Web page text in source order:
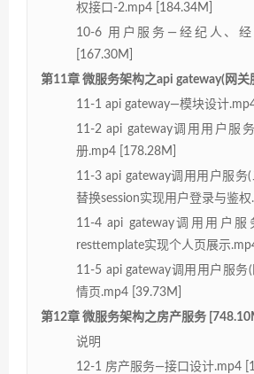
权接口-2.mp4 [184.34M]
10-6 用户服务—经纪人、
[167.30M]
第11章 微服务架构之api gateway(网关
11-1 api gateway—模块设计
11-2 api gateway调用用户服
册.mp4 [178.28M]
11-3 api gateway调用用户服
替换session实现用户登录与鉴权
11-4 api gateway调用用户
resttemplate实现个人页展示
11-5 api gateway调用用户服
情页.mp4 [39.73M]
第12章 微服务架构之房产服务
说明
12-1 房产服务—接口设计.mp4